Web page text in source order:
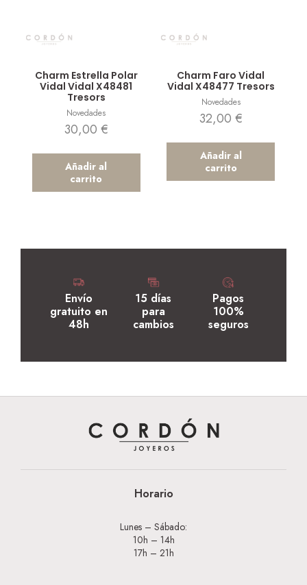
Charm Estrella Polar
Vidal Vidal X48481
Tresors
Novedades
30,00 €
Añadir al
carrito
Charm Faro Vidal
Vidal X48477 Tresors
Novedades
32,00 €
Añadir al
carrito
Envío
gratuito en
48h
15 días
para
cambios
Pagos
100%
seguros
Horario
Lunes – Sábado:
10h – 14h
17h – 21h